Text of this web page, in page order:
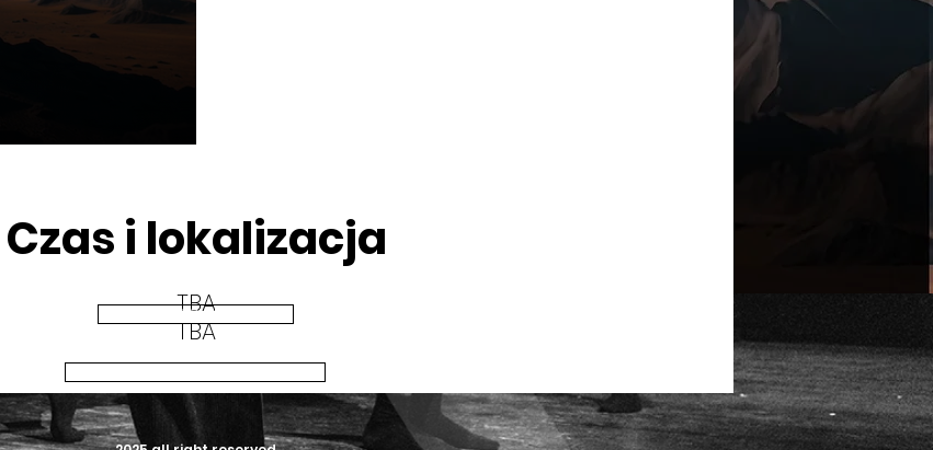
Czas i lokalizacja
TBA
TBA
POLITYKA PRYWATNOŚCI